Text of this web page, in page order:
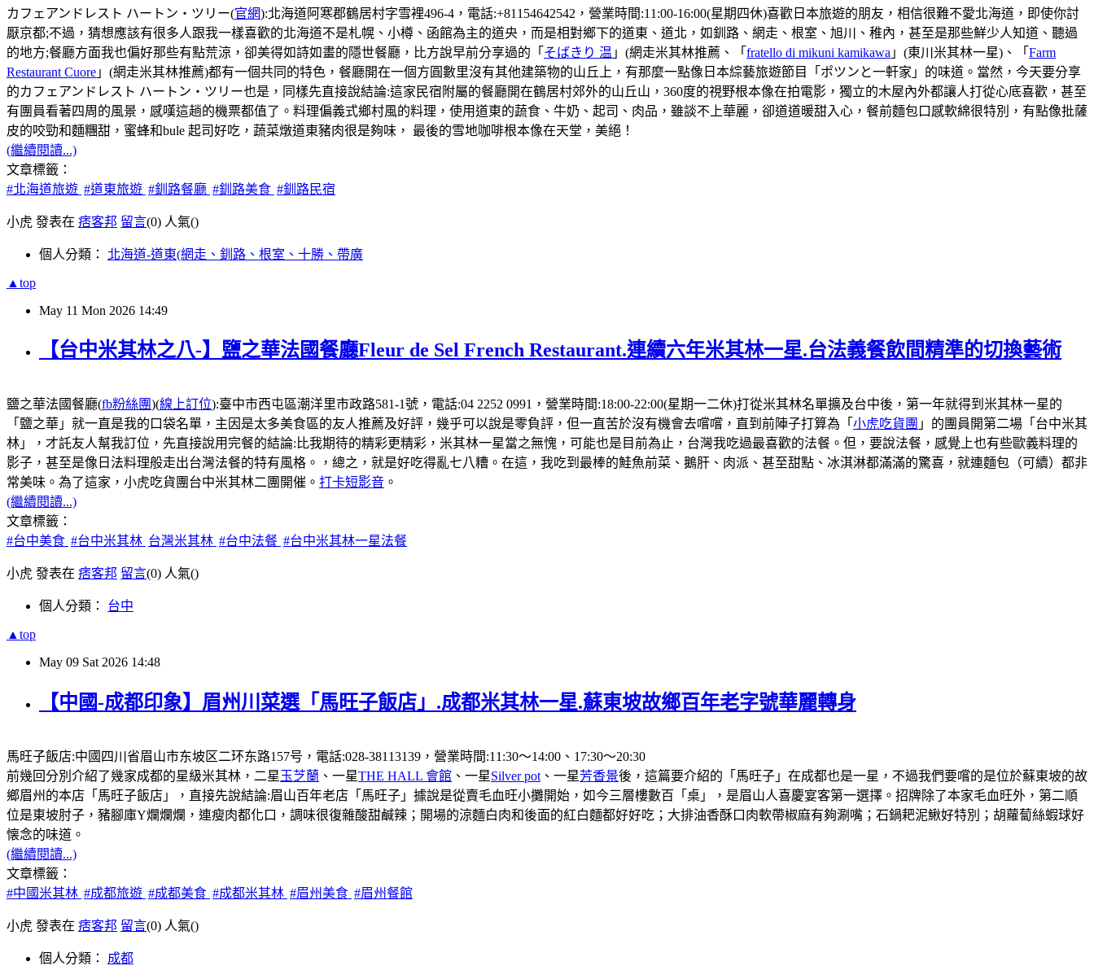
カフェアンドレスト ハートン・ツリー(官網):北海道阿寒郡鶴居村字雪裡496-4，電話:+81154642542，營業時間:11:00-16:00(星期四休)喜歡日本旅遊的朋友，相信很難不愛北海道，即使你討
厭京都;不過，猜想應該有很多人跟我一樣喜歡的北海道不是札幌、小樽、函館為主的道央，而是相對鄉下的道東、道北，如釧路、網走、根室、旭川、稚內，甚至是那些鮮少人知道、聽過
的地方;餐廳方面我也偏好那些有點荒涼，卻美得如詩如畫的隱世餐廳，比方說早前分享過的「 そばきり 温 」(網走米其林推薦、「 fratello di mikuni kamikawa 」(東川米其林一星)、「 Farm
Restaurant Cuore 」(網走米其林推薦)都有一個共同的特色，餐廳開在一個方圓數里沒有其他建築物的山丘上，有那麼一點像日本綜藝旅遊節目「ポツンと一軒家」的味道。當然，今天要分享
的カフェアンドレスト ハートン・ツリー也是，同樣先直接說結論:這家民宿附屬的餐廳開在鶴居村郊外的山丘山，360度的視野根本像在拍電影，獨立的木屋內外都讓人打從心底喜歡，甚至
有團員看著四周的風景，感嘆這趟的機票都值了。料理偏義式鄉村風的料理，使用道東的蔬食、牛奶、起司、肉品，雖談不上華麗，卻道道暖甜入心，餐前麵包口感軟綿很特別，有點像批薩
皮的咬勁和麵糰甜，蜜蜂和bule 起司好吃，蔬菜燉道東豬肉很是夠味， 最後的雪地咖啡根本像在天堂，美絕！
(繼續閱讀...)
文章標籤：
#北海道旅遊 #道東旅遊 #釧路餐廳 #釧路美食 #釧路民宿
小虎 發表在 痞客邦 留言(0) 人氣()
個人分類： 北海道-道東(網走、釧路、根室、十勝、帶廣
▲top
May 11 Mon 2026 14:49
【台中米其林之八-】鹽之華法國餐廳Fleur de Sel French Restaurant.連續六年米其林一星.台法義餐飲間精準的切換藝術
鹽之華法國餐廳(fb粉絲團)(線上訂位):臺中市西屯區潮洋里市政路581-1號，電話:04 2252 0991，營業時間:18:00-22:00(星期一二休)打從米其林名單擴及台中後，第一年就得到米其林一星的
「鹽之華」就一直是我的口袋名單，主因是太多美食區的友人推薦及好評，幾乎可以說是零負評，但一直苦於沒有機會去嚐嚐，直到前陣子打算為「 小虎吃貨團 」的團員開第二場「台中米其
林」，才託友人幫我訂位，先直接說用完餐的結論:比我期待的精彩更精彩，米其林一星當之無愧，可能也是目前為止，台灣我吃過最喜歡的法餐。但，要說法餐，感覺上也有些歐義料理的
影子，甚至是像日法料理般走出台灣法餐的特有風格。，總之，就是好吃得亂七八糟。在這，我吃到最棒的鮭魚前菜、鵝肝、肉派、甚至甜點、冰淇淋都滿滿的驚喜，就連麵包（可續）都非
常美味。為了這家，小虎吃貨團台中米其林二團開催。 打卡短影音 。
(繼續閱讀...)
文章標籤：
#台中美食 #台中米其林 台灣米其林 #台中法餐 #台中米其林一星法餐
小虎 發表在 痞客邦 留言(0) 人氣()
個人分類： 台中
▲top
May 09 Sat 2026 14:48
【中國-成都印象】眉州川菜選「馬旺子飯店」.成都米其林一星.蘇東坡故鄉百年老字號華麗轉身
馬旺子飯店:中國四川省眉山市东坡区二环东路157号，電話:028-38113139，營業時間:11:30〜14:00、17:30〜20:30
前幾回分別介紹了幾家成都的星級米其林，二星 玉芝蘭 、一星THE HALL 會館 、一星Silver pot 、一星芳香景後，這篇要介紹的「馬旺子」在成都也是一星，不過我們要嚐的是位於蘇東坡的故
鄉眉州的本店「馬旺子飯店」，直接先說結論:眉山百年老店「馬旺子」據說是從賣毛血旺小攤開始，如今三層樓數百「桌」，是眉山人喜慶宴客第一選擇。招牌除了本家毛血旺外，第二順
位是東坡肘子，豬腳庫Y爛爛爛，連瘦肉都化口，調味很復雜酸甜鹹辣；開場的涼麵白肉和後面的紅白麵都好好吃；大排油香酥口肉軟帶椒麻有夠涮嘴；石鍋耙泥鰍好特別；胡蘿蔔絲蝦球好
懐念的味道。
(繼續閱讀...)
文章標籤：
#中國米其林 #成都旅遊 #成都美食 #成都米其林 #眉州美食 #眉州餐館
小虎 發表在 痞客邦 留言(0) 人氣()
個人分類： 成都